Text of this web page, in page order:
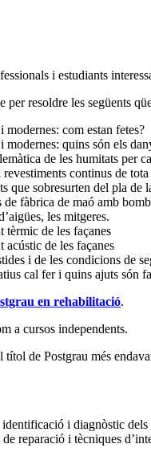
i estudiants
per resoldre les següents
modernes: com estan fetes?
modernes: quins són els
de les humitats per
continus de
que sobresurten del pla
fàbrica de maó amb
les mitgeres.
tèrmic de les façanes
de les façanes
i de les condicions de
cal fer i quins ajuts són
en rehabilitació.
a cursos independents.
de Postgrau més
i diagnòstic
reparació i tècniques